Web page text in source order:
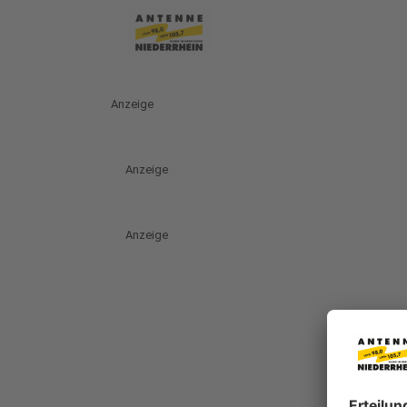
Anzeige
Anzeige
Anzeige